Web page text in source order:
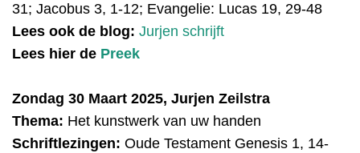
31; Jacobus 3, 1-12; Evangelie: Lucas 19, 29-48
Lees ook de blog: Jurjen schrijft
Lees hier de Preek
Zondag 30 Maart 2025, Jurjen Zeilstra
Thema: Het kunstwerk van uw handen
Schriftlezingen: Oude Testament Genesis 1, 14-